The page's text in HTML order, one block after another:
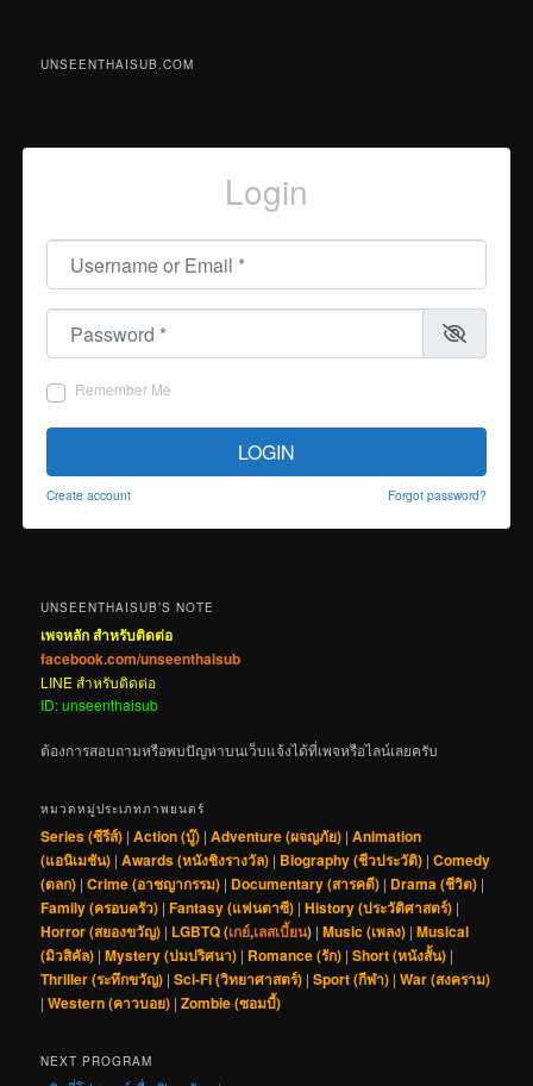
UNSEENTHAISUB.COM
Login
Username or Email
Password
Remember Me
LOGIN
Create account Forgot password?
UNSEENTHAISUB’S NOTE
เพจหลัก สำหรับติดต่อ
facebook.com/unseenthaisub
LINE สำหรับติดต่อ
ID: unseenthaisub
ต้องการสอบถามหรือพบปัญหาบนเว็บแจ้งได้ที่เพจหรือไลน์เลยครับ
หมวดหมู่ประเภทภาพยนตร์
Series (ซีรีส์) |Action (บู๊) |Adventure (ผจญภัย) |Animation
(แอนิเมชัน) |Awards (หนังชิงรางวัล) | Biography (ชีวประวัติ) |Comedy
(ตลก) |Crime (อาชญากรรม) | Documentary (สารคดี) | Drama (ชีวิต) |
Family (ครอบครัว) |Fantasy (แฟนตาซี) |History (ประวัติศาสตร์) |
Horror (สยองขวัญ) | LGBTQ (เกย์,เลสเบี้ยน) |Music (เพลง) |Musical
(มิวสิคัล) |Mystery (ปมปริศนา) | Romance (รัก) |Short (หนังสั้น) |
Thriller (ระทึกขวัญ) |Sci-Fi (วิทยาศาสตร์) |Sport (กีฬา) |War (สงคราม)
|Western (คาวบอย) |Zombie (ซอมบี้)
NEXT PROGRAM